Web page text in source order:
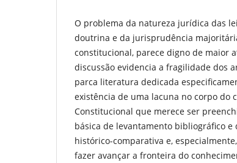
O problema da natureza jurídica das
doutrina e da jurisprudência
constitucional, parece digno de maior
discussão evidencia a fragilidade dos
parca literatura dedicada
existência de uma lacuna no corpo do
Constitucional que merece ser
básica de levantamento bibliográfico
histórico-comparativa e,
fazer avançar a fronteira do